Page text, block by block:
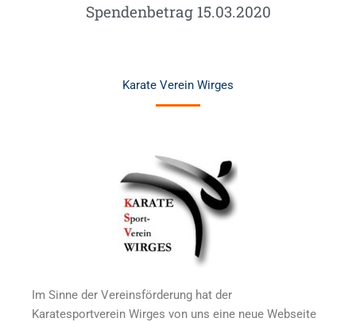
Spendenbetrag 15.03.2020
Karate Verein Wirges
Im Sinne der Vereinsförderung hat der
Karatesportverein Wirges von uns eine neue Webseite